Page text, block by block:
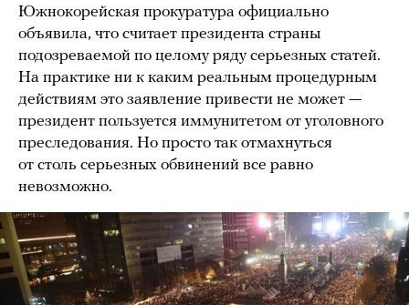
Южнокорейская прокуратура официально
объявила, что считает президента страны
подозреваемой по целому ряду серьезных статей.
На практике ни к каким реальным процедурным
действиям это заявление привести не может —
президент пользуется иммунитетом от уголовного
преследования. Но просто так отмахнуться
от столь серьезных обвинений все равно
невозможно.